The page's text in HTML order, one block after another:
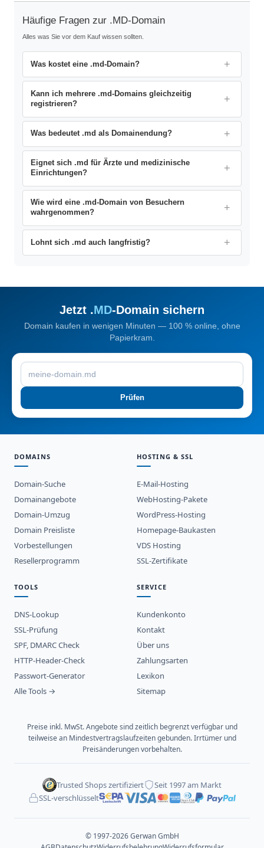
Häufige Fragen zur .MD-Domain
Alles was Sie vor dem Kauf wissen sollten.
Was kostet eine .md-Domain?
Kann ich mehrere .md-Domains gleichzeitig
registrieren?
Was bedeutet .md als Domainendung?
Eignet sich .md für Ärzte und medizinische
Einrichtungen?
Wie wird eine .md-Domain von Besuchern
wahrgenommen?
Lohnt sich .md auch langfristig?
Jetzt .MD-Domain sichern
Domain kaufen in wenigen Minuten — 100 % online, ohne
Papierkram.
Prüfen
DOMAINS
Domain-Suche
Domainangebote
Domain-Umzug
Domain Preisliste
Vorbestellungen
Resellerprogramm
HOSTING & SSL
E-Mail-Hosting
WebHosting-Pakete
WordPress-Hosting
Homepage-Baukasten
VDS Hosting
SSL-Zertifikate
TOOLS
DNS-Lookup
SSL-Prüfung
SPF, DMARC Check
HTTP-Header-Check
Passwort-Generator
Alle Tools →
SERVICE
Kundenkonto
Kontakt
Über uns
Zahlungsarten
Lexikon
Sitemap
Preise inkl. MwSt. Angebote sind zeitlich begrenzt verfügbar und
teilweise an Mindestvertragslaufzeiten gebunden. Irrtümer und
Preisänderungen vorbehalten.
Trusted Shops zertifiziert
Seit 1997 am Markt
SSL-verschlüsselt
© 1997-2026 Gerwan GmbH